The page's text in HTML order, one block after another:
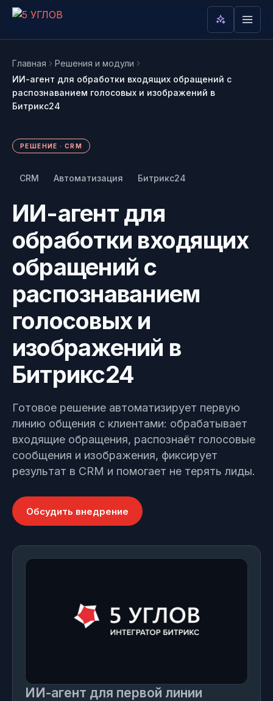
Вам интересно
Пока интересы не накоплены. Как
разделы и переходить по карточкам,
здесь появится облако его тем.
Узнать, как работает наш сайт
Написать в Telegram
@mop_5corners — обычно
Написать в MAX
Удобно, если у вас уже стоит
Позвонить
+7 (495) 215-52-91 · Пн–Пт, 10–
19 МСК
Оставить заявку
перезвоним в течение дня
Главная
Решения и модули
ИИ-агент для обработки входящих обращений с
распознаванием голосовых и изображений в
Битрикс24
РЕШЕНИЕ · CRM
CRM Автоматизация Битрикс24
ИИ-агент для
обработки входящих
обращений с
распознаванием
голосовых и
изображений в
Битрикс24
Готовое решение автоматизирует первую
линию общения с клиентами: обрабатывает
входящие обращения, распознаёт голосовые
сообщения и изображения, фиксирует
результат в CRM и помогает не терять лиды.
Обсудить внедрение
ИИ-агент для первой линии